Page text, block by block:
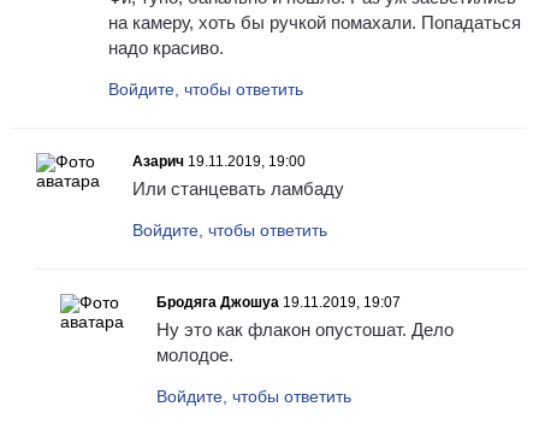
на камеру, хоть бы ручкой помахали. Попадаться
надо красиво.
Войдите, чтобы ответить
Азарич 19.11.2019, 19:00
Или станцевать ламбаду
Войдите, чтобы ответить
Бродяга Джошуа 19.11.2019, 19:07
Ну это как флакон опустошат. Дело
молодое.
Войдите, чтобы ответить